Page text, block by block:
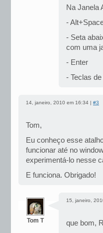
Na Janela
-
- Seta
com uma
- Enter
- Teclas
14, janeiro, 2010 em 16:34 | #3
Tom,
Eu conheço esse
funcionar até no
experimentá-lo nesse
E funciona. Obrigado!
Tom T
15, janeiro,
que bom,